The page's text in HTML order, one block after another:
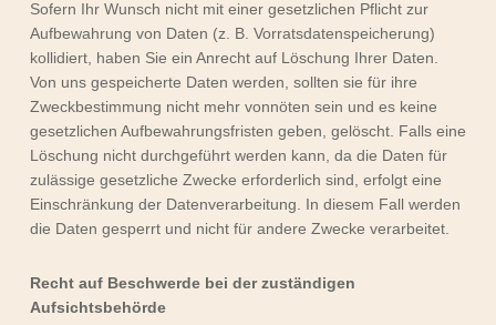
Sofern Ihr Wunsch nicht mit einer gesetzlichen Pflicht zur
Aufbewahrung von Daten (z. B. Vorratsdatenspeicherung)
kollidiert, haben Sie ein Anrecht auf Löschung Ihrer Daten.
Von uns gespeicherte Daten werden, sollten sie für ihre
Zweckbestimmung nicht mehr vonnöten sein und es keine
gesetzlichen Aufbewahrungsfristen geben, gelöscht. Falls eine
Löschung nicht durchgeführt werden kann, da die Daten für
zulässige gesetzliche Zwecke erforderlich sind, erfolgt eine
Einschränkung der Datenverarbeitung. In diesem Fall werden
die Daten gesperrt und nicht für andere Zwecke verarbeitet.
Recht auf Beschwerde bei der zuständigen
Aufsichtsbehörde